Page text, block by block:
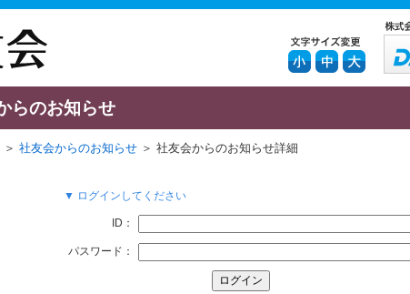
らのお知らせ
＞ 社友会からのお知らせ ＞ 社友会からのお知らせ詳細
▼ ログインしてください
ID：
パスワード：